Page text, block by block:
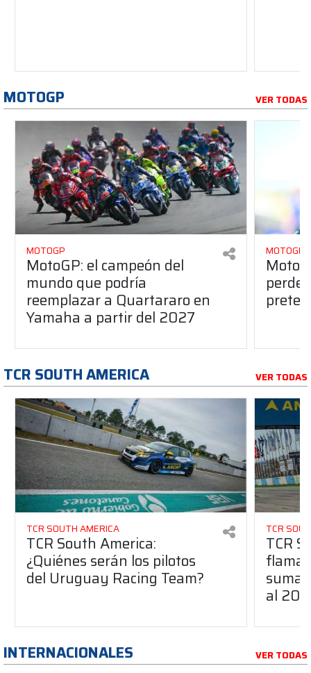
MOTOGP VER TODAS
MOTOGP
MotoGP: el campeón del
mundo que podría
reemplazar a Quartararo en
Yamaha a partir del 2027
MOTOGP
TCR SOUTH AMERICA VER TODAS
TCR SOUTH AMERICA
TCR South America:
¿Quiénes serán los pilotos
del Uruguay Racing Team?
TCR
TCR
suma
al
INTERNACIONALES VER TODAS